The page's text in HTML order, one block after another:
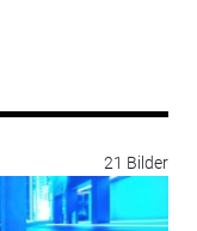
21 Bilder